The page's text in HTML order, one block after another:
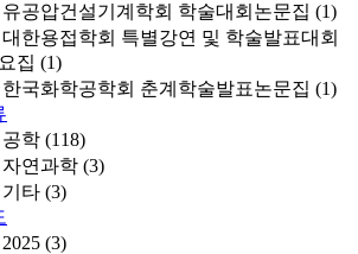
유공압건설기계학회 학술대회논문집 (1)
대한용접학회 특별강연 및 학술발표대회
집 (1)
한국화학공학회 춘계학술발표논문집 (1)
공학 (118)
자연과학 (3)
기타 (3)
2025 (3)